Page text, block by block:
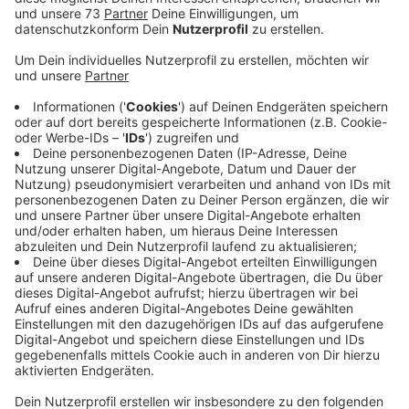
Steigende Kosten für Unternehmen
Anzeige
Der Iran-Krieg wirkt sich zunehmend auf die Wirtschaft
im Westmünsterland aus. Eine aktuelle Umfrage der
Industrie- und Handelskammer zeigt, dass über 60
Prozent der Unternehmen unter steigenden Energie-
und Transportkosten sowie Lieferkettenproblemen
leiden. Für 71 Prozent der Betriebe sind die
Energiekosten mittlerweile die größte Belastung.
Jeder zweite Betrieb plant, die gestiegenen Kosten an